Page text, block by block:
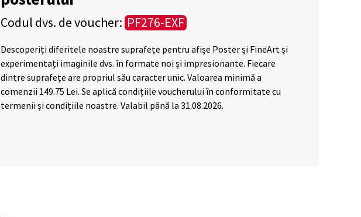
Codul dvs. de voucher: PF276-EXF
Descoperiți diferitele noastre suprafețe pentru afișe Poster și FineArt și
experimentați imaginile dvs. în formate noi și impresionante. Fiecare
dintre suprafețe are propriul său caracter unic. Valoarea minimă a
comenzii 149.75 Lei. Se aplică condițiile voucherului în conformitate cu
termenii și condițiile noastre. Valabil până la 31.08.2026.